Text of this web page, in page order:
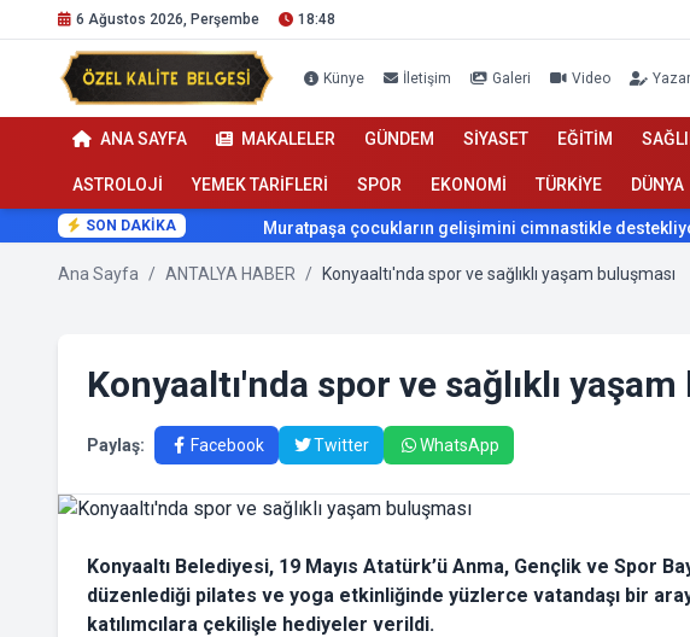
6 Ağustos 2026, Perşembe 18:48
Künye İletişim Galeri Video
ANA SAYFA MAKALELER GÜNDEM SİYASET EĞİTİM
ASTROLOJİ YEMEK TARİFLERİ SPOR EKONOMİ TÜRKİYE DÜNYA
SON DAKİKA
Muratpaşa çocukların gelişimini cimnastikle destekliyor
Ana Sayfa / ANTALYA HABER / Konyaaltı'nda spor ve sağlıklı yaşam buluşması
Konyaaltı'nda spor ve sağlıklı
Paylaş: Facebook Twitter WhatsApp
Konyaaltı Belediyesi, 19 Mayıs Atatürk’ü Anma, Gençlik ve Spor
düzenlediği pilates ve yoga etkinliğinde yüzlerce vatandaşı bir
katılımcılara çekilişle hediyeler verildi.